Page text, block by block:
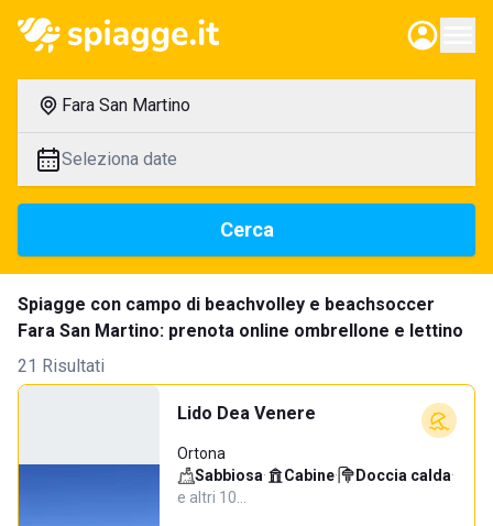
Fara San Martino
Seleziona date
Cerca
Spiagge con campo di beachvolley e beachsoccer
Fara San Martino: prenota online ombrellone e lettino
21 Risultati
Lido Dea Venere
Ortona
Sabbiosa· Cabine· Doccia calda·
e altri 10…